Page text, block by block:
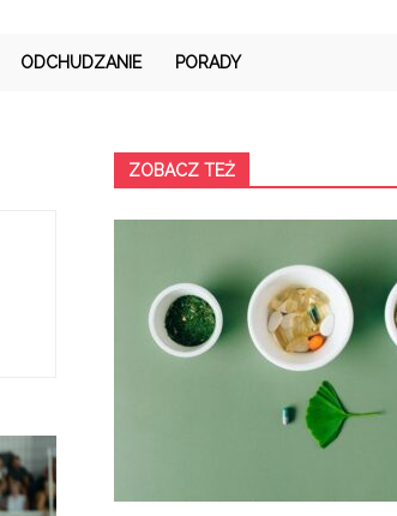
ODCHUDZANIE PORADY
ZOBACZ TEŻ